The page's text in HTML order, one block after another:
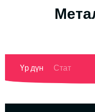
Үр дүн Стат